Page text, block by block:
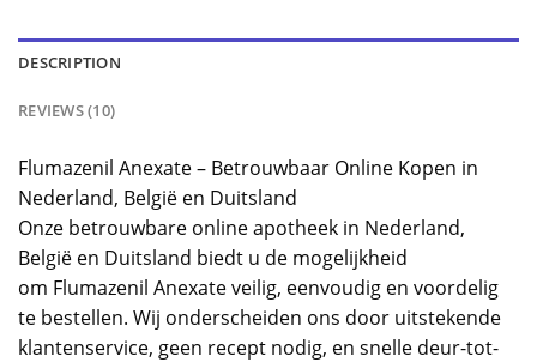
DESCRIPTION
REVIEWS (10)
Flumazenil Anexate – Betrouwbaar Online Kopen in
Nederland, België en Duitsland
Onze betrouwbare online apotheek in Nederland,
België en Duitsland biedt u de mogelijkheid
om Flumazenil Anexate veilig, eenvoudig en voordelig
te bestellen. Wij onderscheiden ons door uitstekende
klantenservice, geen recept nodig, en snelle deur-tot-